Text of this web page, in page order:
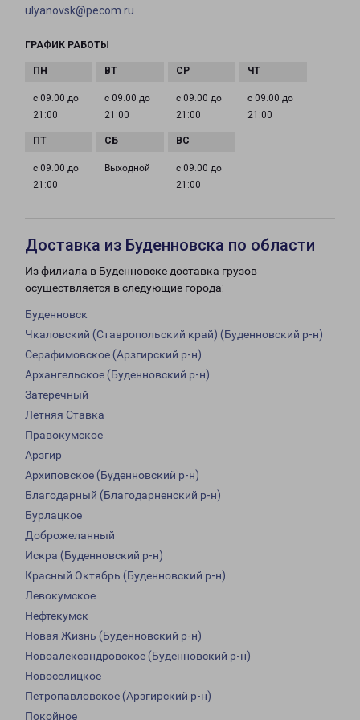
ulyanovsk@pecom.ru
ГРАФИК РАБОТЫ
с 09:00 до
21:00
с 09:00 до
21:00
с 09:00 до
21:00
с 09:00 до
21:00
с 09:00 до
21:00
Выходной
с 09:00 до
21:00
Доставка из Буденновска по области
Из филиала в Буденновске доставка грузов
осуществляется в следующие города:
Буденновск
Чкаловский (Ставропольский край) (Буденновский р-н)
Серафимовское (Арзгирский р-н)
Архангельское (Буденновский р-н)
Затеречный
Летняя Ставка
Правокумское
Арзгир
Архиповское (Буденновский р-н)
Благодарный (Благодарненский р-н)
Бурлацкое
Доброжеланный
Искра (Буденновский р-н)
Красный Октябрь (Буденновский р-н)
Левокумское
Нефтекумск
Новая Жизнь (Буденновский р-н)
Новоалександровское (Буденновский р-н)
Новоселицкое
Петропавловское (Арзгирский р-н)
Покойное